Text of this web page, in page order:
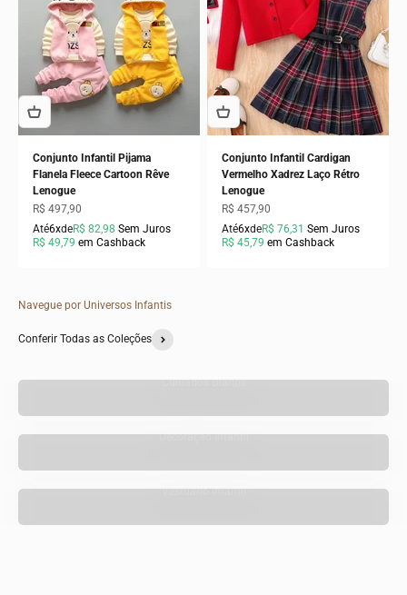
Conjunto Infantil Pijama
Flanela Fleece Cartoon Rêve
Lenogue
Preço promocional
R$ 497,90
Até6xdeR$ 82,98 Sem Juros
R$ 49,79 em Cashback
Conjunto Infantil Cardigan
Vermelho Xadrez Laço Rétro
Lenogue
Preço promocional
R$ 457,90
Até6xdeR$ 76,31 Sem Juros
R$ 45,79 em Cashback
Navegue por Universos Infantis
Conferir Todas as Coleções
Cuidados Diários
Decoração Infantil
Vestuário Infantil